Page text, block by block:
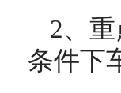
2、
条件下